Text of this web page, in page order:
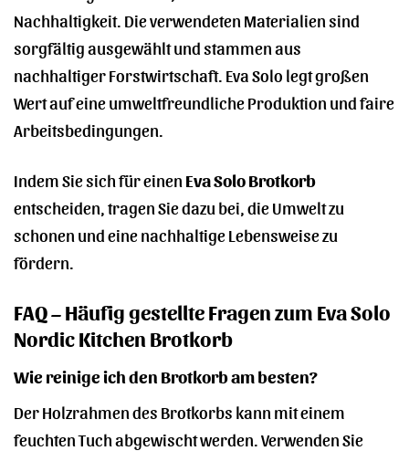
Nachhaltigkeit. Die verwendeten Materialien sind
sorgfältig ausgewählt und stammen aus
nachhaltiger Forstwirtschaft. Eva Solo legt großen
Wert auf eine umweltfreundliche Produktion und faire
Arbeitsbedingungen.
Indem Sie sich für einen Eva Solo Brotkorb
entscheiden, tragen Sie dazu bei, die Umwelt zu
schonen und eine nachhaltige Lebensweise zu
fördern.
FAQ – Häufig gestellte Fragen zum Eva Solo
Nordic Kitchen Brotkorb
Wie reinige ich den Brotkorb am besten?
Der Holzrahmen des Brotkorbs kann mit einem
feuchten Tuch abgewischt werden. Verwenden Sie